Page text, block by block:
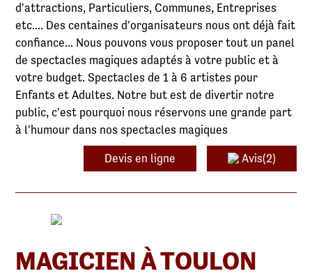
d'attractions, Particuliers, Communes, Entreprises
etc.... Des centaines d'organisateurs nous ont déjà fait
confiance... Nous pouvons vous proposer tout un panel
de spectacles magiques adaptés à votre public et à
votre budget. Spectacles de 1 à 6 artistes pour
Enfants et Adultes. Notre but est de divertir notre
public, c'est pourquoi nous réservons une grande part
à l'humour dans nos spectacles magiques
Devis en ligne Avis(2)
MAGICIEN À TOULON